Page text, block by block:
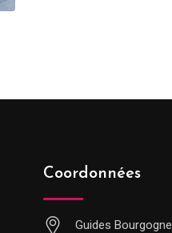
Coordonnées
Guides